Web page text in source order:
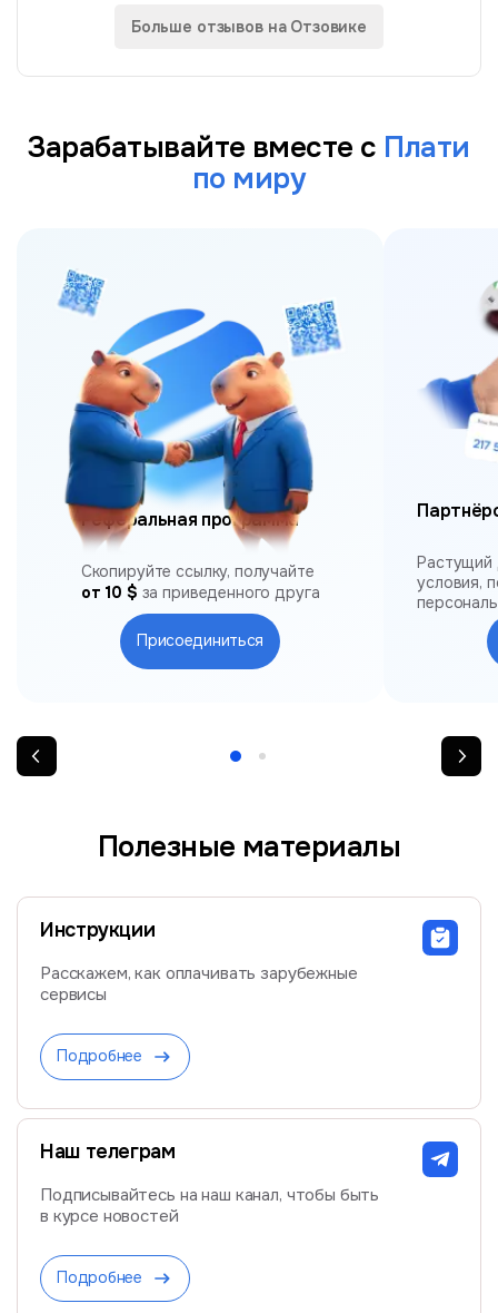
Больше отзывов на Отзовике
Зарабатывайте вместе с Плати
по миру
Реферальная программа
Скопируйте ссылку, получайте
от 10 $ за приведенного друга
Присоединиться
Растущий
условия,
Полезные материалы
Инструкции
Расскажем, как оплачивать зарубежные
сервисы
Подробнее
Наш телеграм
Подписывайтесь на наш канал, чтобы быть
в курсе новостей
Подробнее